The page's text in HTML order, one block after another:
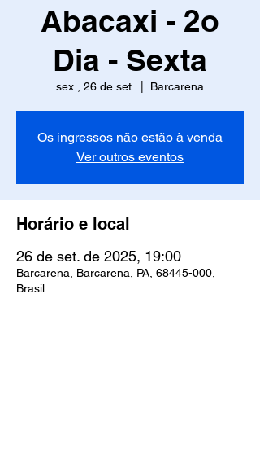
Abacaxi - 2o
Dia - Sexta
sex., 26 de set. Barcarena
Os ingressos não estão à venda
Ver outros eventos
Horário e local
26 de set. de 2025, 19:00
Barcarena, Barcarena, PA, 68445-000,
Brasil